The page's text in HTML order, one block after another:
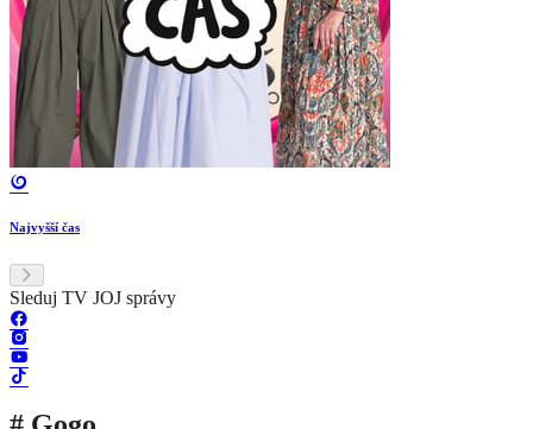
Najvyšší čas
Sleduj TV JOJ správy